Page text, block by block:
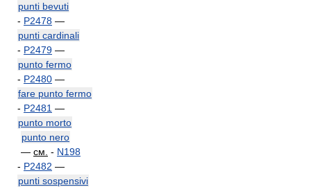
punti bevuti
- P2478 —
punti cardinali
- P2479 —
punto fermo
- P2480 —
fare punto fermo
- P2481 —
punto morto
punto nero
— см. - N198
- P2482 —
punti sospensivi